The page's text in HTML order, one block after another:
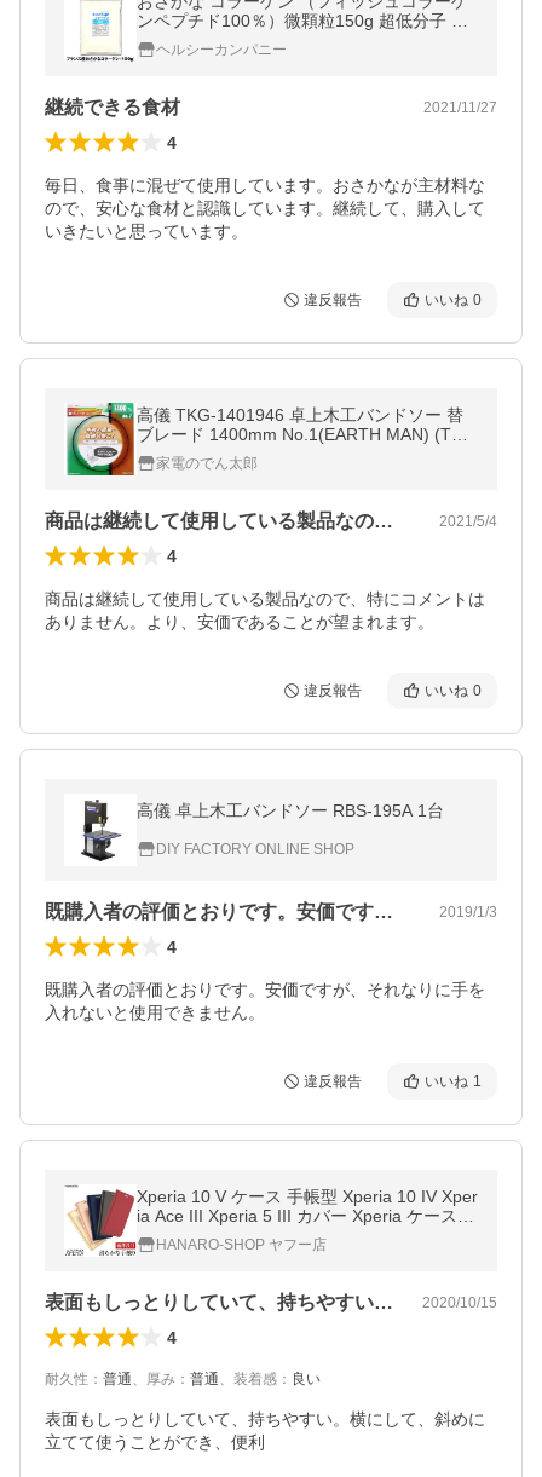
ンペプチド100％）微顆粒150g 超低分子 メ
ール便 送料無料
ヘルシーカンパニー
継続できる食材 2021/11/27
4
毎日、食事に混ぜて使用しています。おさかなが主材料な
ので、安心な食材と認識しています。継続して、購入して
いきたいと思っています。
違反報告 いいね 0
高儀 TKG-1401946 卓上木工バンドソー 替
ブレード 1400mm No.1(EARTH MAN) (TKG
1401946)
家電のでん太郎
商品は継続して使用している製品なので、… 2021/5/4
4
商品は継続して使用している製品なので、特にコメントは
ありません。より、安価であることが望まれます。
違反報告 いいね 0
高儀 卓上木工バンドソー RBS-195A 1台
DIY FACTORY ONLINE SHOP
既購入者の評価とおりです。安価ですが、… 2019/1/3
4
既購入者の評価とおりです。安価ですが、それなりに手を
入れないと使用できません。
違反報告 いいね 1
Xperia 10 V ケース 手帳型 Xperia 10 IV Xper
ia Ace III Xperia 5 III カバー Xperia ケース
エクスペリア
HANARO-SHOP ヤフー店
表面もしっとりしていて、持ちやすい。横… 2020/10/15
4
耐久性 ： 普通、 厚み ： 普通、 装着感 ： 良い
表面もしっとりしていて、持ちやすい。横にして、斜めに
立てて使うことができ、便利